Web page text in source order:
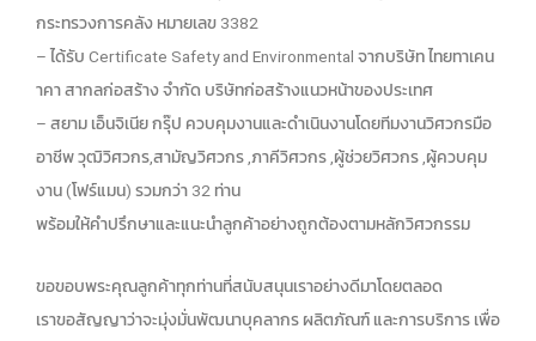
กระทรวงการคลัง หมายเลข 3382
– ได้รับ Certificate Safety and Environmental จากบริษัท ไทยทาเคน
าคา สากลก่อสร้าง จำกัด บริษัทก่อสร้างแนวหน้าของประเทศ
– สยาม เอ็นจิเนีย กรุ๊ป ควบคุมงานและดำเนินงานโดยทีมงานวิศวกรมือ
อาชีพ วุฒิวิศวกร,สามัญวิศวกร ,ภาคีวิศวกร ,ผู้ช่วยวิศวกร ,ผู้ควบคุม
งาน (โฟร์แมน) รวมกว่า 32 ท่าน
พร้อมให้คำปรึกษาและแนะนำลูกค้าอย่างถูกต้องตามหลักวิศวกรรม
ขอขอบพระคุณลูกค้าทุกท่านที่สนับสนุนเราอย่างดีมาโดยตลอด
เราขอสัญญาว่าจะมุ่งมั่นพัฒนาบุคลากร ผลิตภัณฑ์ และการบริการ เพื่อ